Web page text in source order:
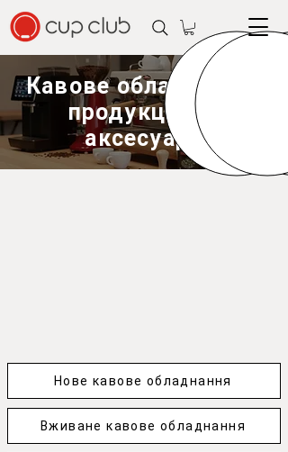
Кавове обладнання,
продукція та
аксесуари
Нове кавове обладнання
Вживане кавове обладнання